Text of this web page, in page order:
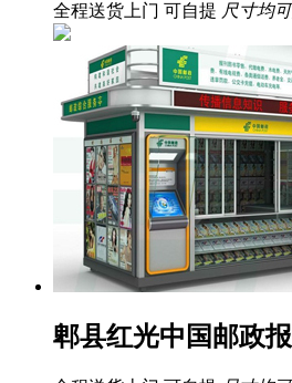
全程送货上门 可自提 尺寸均
郫县红光中国邮政